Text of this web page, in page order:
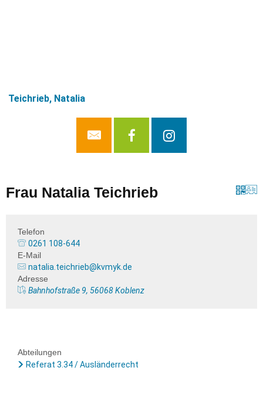
Teichrieb, Natalia
Frau Natalia Teichrieb
Telefon
0261 108-644
E-Mail
natalia.teichrieb@kvmyk.de
Adresse
Bahnhofstraße 9, 56068 Koblenz
Abteilungen
Referat 3.34 / Ausländerrecht